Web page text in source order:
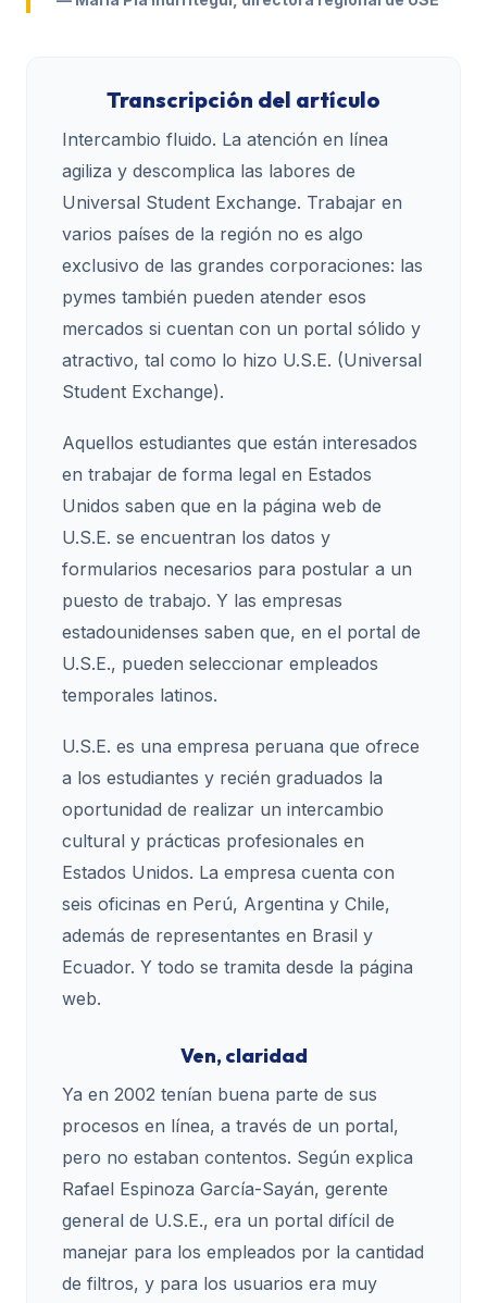
Transcripción del artículo
Intercambio fluido. La atención en línea
agiliza y descomplica las labores de
Universal Student Exchange. Trabajar en
varios países de la región no es algo
exclusivo de las grandes corporaciones: las
pymes también pueden atender esos
mercados si cuentan con un portal sólido y
atractivo, tal como lo hizo U.S.E. (Universal
Student Exchange).
Aquellos estudiantes que están interesados
en trabajar de forma legal en Estados
Unidos saben que en la página web de
U.S.E. se encuentran los datos y
formularios necesarios para postular a un
puesto de trabajo. Y las empresas
estadounidenses saben que, en el portal de
U.S.E., pueden seleccionar empleados
temporales latinos.
U.S.E. es una empresa peruana que ofrece
a los estudiantes y recién graduados la
oportunidad de realizar un intercambio
cultural y prácticas profesionales en
Estados Unidos. La empresa cuenta con
seis oficinas en Perú, Argentina y Chile,
además de representantes en Brasil y
Ecuador. Y todo se tramita desde la página
web.
Ven, claridad
Ya en 2002 tenían buena parte de sus
procesos en línea, a través de un portal,
pero no estaban contentos. Según explica
Rafael Espinoza García-Sayán, gerente
general de U.S.E., era un portal difícil de
manejar para los empleados por la cantidad
de filtros, y para los usuarios era muy